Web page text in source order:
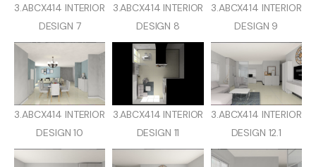
3.ABCX414 INTERIOR
DESIGN 7
3.ABCX414 INTERIOR
DESIGN 8
3.ABCX414 INTERIOR
DESIGN 9
3.ABCX414 INTERIOR
DESIGN 10
3.ABCX414 INTERIOR
DESIGN 11
3.ABCX414 INTERIOR
DESIGN 12.1